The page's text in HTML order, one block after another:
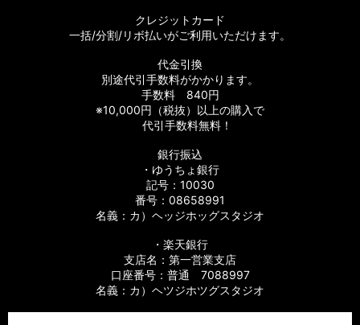
クレジットカード
一括/分割/リボ払いがご利用いただけます。
代金引換
別途代引手数料がかかります。
手数料 840円
※10,000円（税抜）以上の購入で
代引手数料無料！
銀行振込
・ゆうちょ銀行
記号：10030
番号：08658991
名義：カ）ヘッジホッグスタジオ
・楽天銀行
支店名：第一営業支店
口座番号：普通 7088997
名義：カ）ヘツジホツグスタジオ